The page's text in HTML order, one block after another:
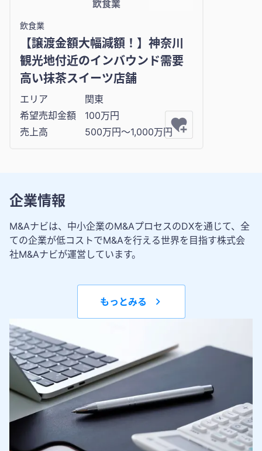
飲食業
飲食業
【譲渡金額大幅減額！】神奈川
観光地付近のインバウンド需要
高い抹茶スイーツ店舗
エリア
関東
希望売却金額
100万円
売上高
500万円〜1,000万円
企業情報
M&Aナビは、中小企業のM&AプロセスのDXを通じて、全
ての企業が低コストでM&Aを行える世界を目指す株式会
社M&Aナビが運営しています。
もっとみる